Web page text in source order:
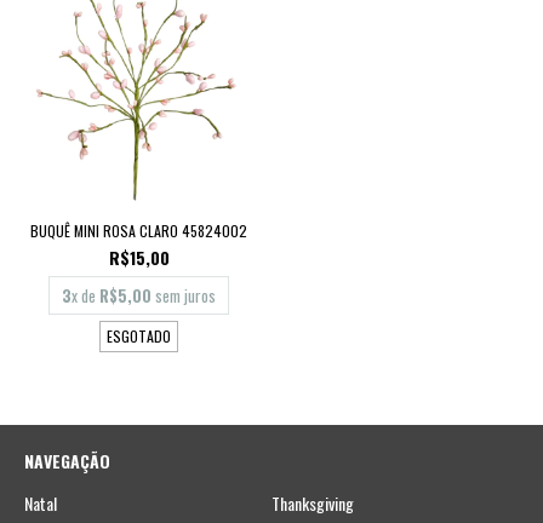
BUQUÊ MINI ROSA CLARO 45824002
R$15,00
3x de R$5,00 sem juros
ESGOTADO
NAVEGAÇÃO
Natal
Thanksgiving